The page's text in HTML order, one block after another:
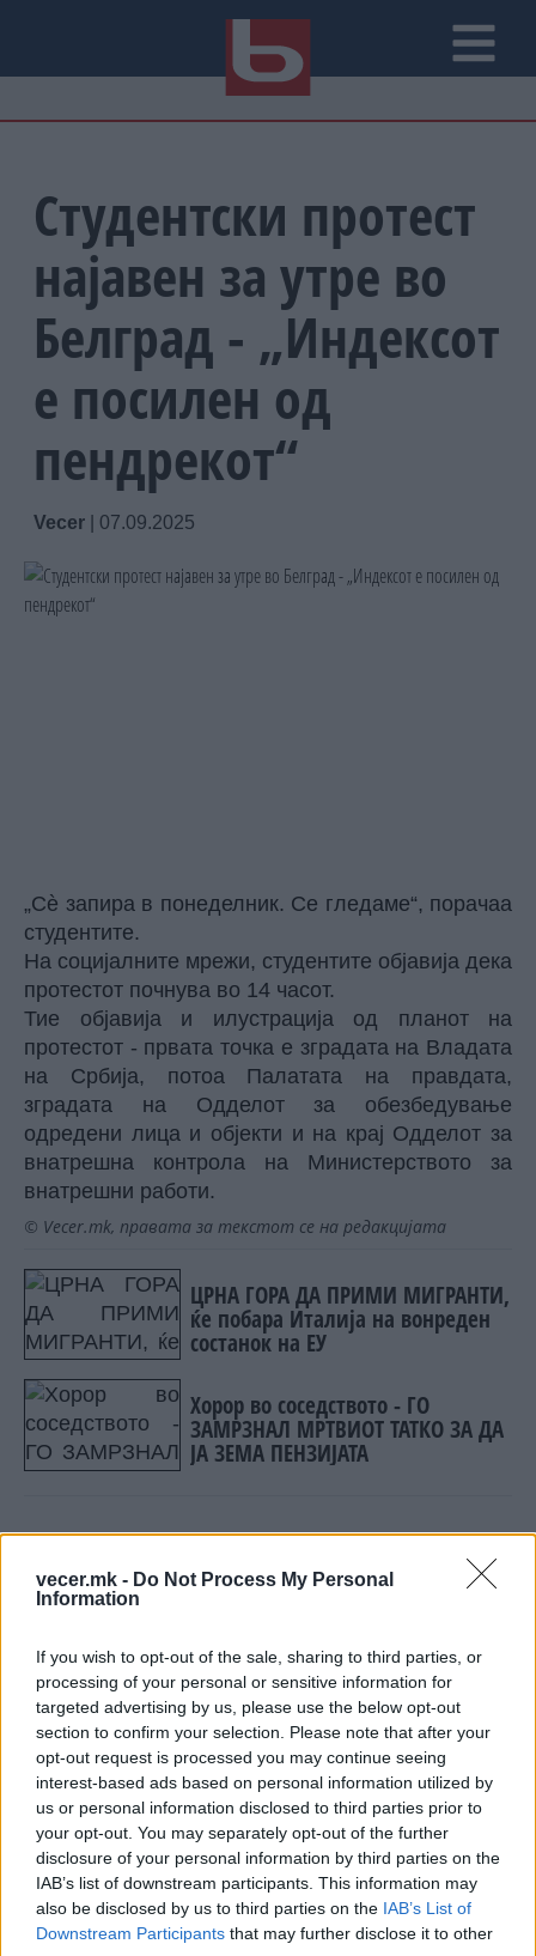
vecer.mk - Do Not Process My Personal
Information
If you wish to opt-out of the sale, sharing to third parties, or
processing of your personal or sensitive information for
targeted advertising by us, please use the below opt-out
section to confirm your selection. Please note that after your
opt-out request is processed you may continue seeing
interest-based ads based on personal information utilized by
us or personal information disclosed to third parties prior to
your opt-out. You may separately opt-out of the further
disclosure of your personal information by third parties on the
IAB’s list of downstream participants. This information may
also be disclosed by us to third parties on the IAB’s List of
Downstream Participants that may further disclose it to other
Студентски протест
најавен за утре во
Белград - „Индексот
е посилен од
пендрекот“
Vecer 07.09.2025
„Сѐ запира в понеделник. Се гледаме“, порачаа
студентите.
На социјалните мрежи, студентите објавија дека
протестот почнува во 14 часот.
Тие објавија и илустрација од планот на
протестот - првата точка е зградата на Владата
на Србија, потоа Палатата на правдата,
зградата на Одделот за обезбедување
одредени лица и објекти и на крај Одделот за
внатрешна контрола на Министерството за
внатрешни работи.
© Vecer.mk, правата за текстот се на редакцијата
ЦРНА ГОРА ДА ПРИМИ МИГРАНТИ,
ќе побара Италија на вонреден
состанок на ЕУ
Хорор во соседството - ГО
ЗАМРЗНАЛ МРТВИОТ ТАТКО ЗА ДА
ЈА ЗЕМА ПЕНЗИЈАТА
НАЈЧИТАНИ ВО ПОСЛЕДНИ 7 ДЕНА
СЛУШАМ, САКААТ ДА СЕ СУДИ
ЗА ВОЕНИТЕ ЗЛОСТРОСТВА НА
УЧК...
ИСТОРИСКО ОБЕДИНУВАЊЕ НА
МАКЕДОНЦИТЕ ВО СРБИЈА:
ФОРМИРАН МАКЕДОНСКИОТ
НАЦИОНАЛЕН СОЈУЗ
УЛЦИЊ Е АЛБАНСКИ, ЌЕ ГО
ОСЛОБОДИМЕ- Скандалозна
објава на вицепремиерот на
Црна Гора
ПРЕДУПРЕДЕНИ СЕ: „Бугарија
итно ја преиспитува својата